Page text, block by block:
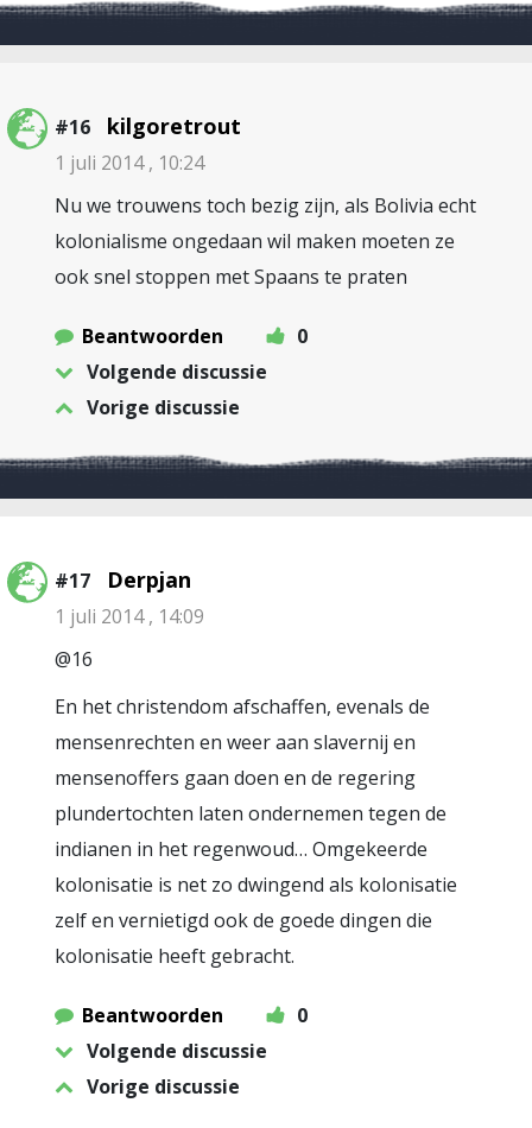
#16 kilgoretrout
1 juli 2014 , 10:24
Nu we trouwens toch bezig zijn, als Bolivia echt
kolonialisme ongedaan wil maken moeten ze
ook snel stoppen met Spaans te praten
Beantwoorden
0
Volgende discussie
Vorige discussie
#17 Derpjan
1 juli 2014 , 14:09
@16
En het christendom afschaffen, evenals de
mensenrechten en weer aan slavernij en
mensenoffers gaan doen en de regering
plundertochten laten ondernemen tegen de
indianen in het regenwoud… Omgekeerde
kolonisatie is net zo dwingend als kolonisatie
zelf en vernietigd ook de goede dingen die
kolonisatie heeft gebracht.
Beantwoorden
0
Volgende discussie
Vorige discussie